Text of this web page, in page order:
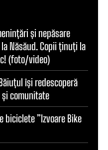
și nepăsare
Năsăud. Copii ținuți la
(foto/video)
își redescoperă
comunitate
biciclete ”Izvoare Bike